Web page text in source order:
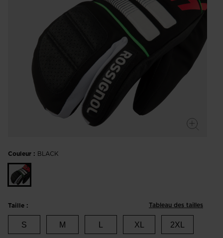
Couleur : BLACK
Taille : Tableau des tailles
S M XL 2XL